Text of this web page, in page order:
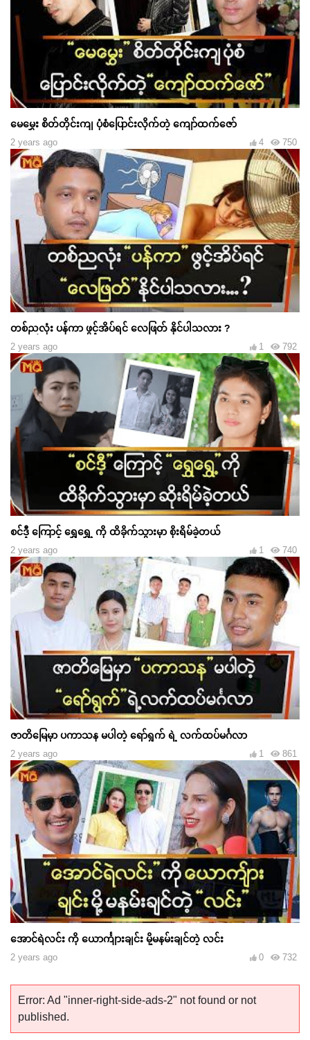
မေမွှေး စိတ်တိုင်းကျ ပုံစံပြောင်းလိုက်တဲ့ ကျော်ထက်ဇော်
2 years ago 750
4
တစ်ညလုံး ပန်ကာ ဖွင့်အိပ်ရင် လေဖြတ် နိုင်ပါသလား ?
2 years ago 792
1
စင်ဒီ့ ကြောင့် ရွှေရွှေ့ ကို ထိခိုက်သွားမှာ စိုးရိမ်ခဲ့တယ်
2 years ago 740
1
ဇာတိမြေမှာ ပကာသန မပါတဲ့ ရော်ရွက် ရဲ့ လက်ထပ်မင်္ဂလာ
2 years ago 861
1
အောင်ရဲလင်း ကို ယောင်္ကျားချင်း မို့မနမ်းချင်တဲ့ လင်း
2 years ago 732
0
Error: Ad "inner-right-side-ads-2" not found or not
published.